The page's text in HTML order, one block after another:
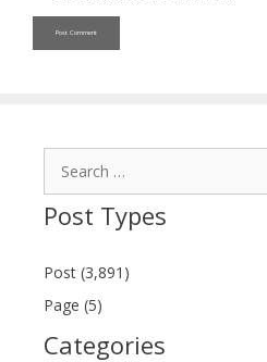
Post Types
Post (3,891)
Page (5)
Categories